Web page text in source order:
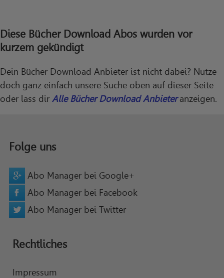
Diese Bücher Download Abos wurden vor
kurzem gekündigt
Dein Bücher Download Anbieter ist nicht dabei? Nutze
doch ganz einfach unsere Suche oben auf dieser Seite
oder lass dir Alle Bücher Download Anbieteranzeigen.
Folge uns
Abo Manager bei Google+
Abo Manager bei Facebook
Abo Manager bei Twitter
Rechtliches
Impressum